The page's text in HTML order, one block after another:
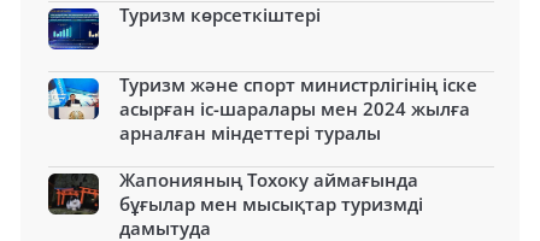
Туризм көрсеткіштері
Туризм және спорт министрлігінің іске
асырған іс-шаралары мен 2024 жылға
арналған міндеттері туралы
Жапонияның Тохоку аймағында
бұғылар мен мысықтар туризмді
дамытуда